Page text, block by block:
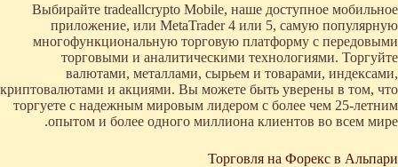
Выбирайте tradeallcrypto Mobile, наше доступное мобильное
приложение, или MetaTrader 4 или 5, самую популярную
многофункциональную торговую платформу с передовыми
торговыми и аналитическими технологиями. Торгуйте
валютами, металлами, сырьем и товарами, индексами,
криптовалютами и акциями. Вы можете быть уверены в том, что
торгуете с надежным мировым лидером с более чем 25-летним
опытом и более одного миллиона клиентов во всем мире.
Торговля на Форекс в Альпари